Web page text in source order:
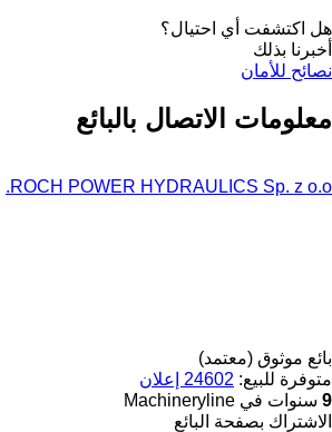
هل اكتشفت أي احتيال؟
أخبرنا بذلك
نصائح للأمان
معلومات الاتصال بالبائع
ROCH POWER HYDRAULICS Sp. z o.o.
بائع موثوق (معتمد)
متوفرة للبيع: 24602 إعلان
9 سنوات في Machineryline
الاشتراك بصفحة البائع